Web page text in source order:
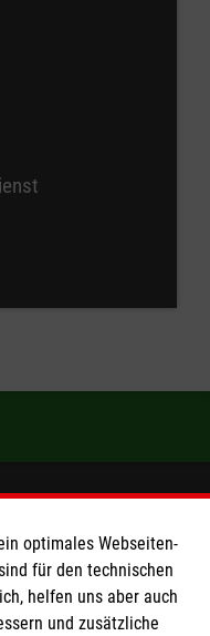
optimales Webseiten-
für den technischen
helfen uns aber auch
und zusätzliche